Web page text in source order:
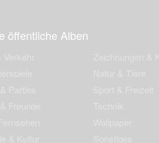
öffentliche Alben